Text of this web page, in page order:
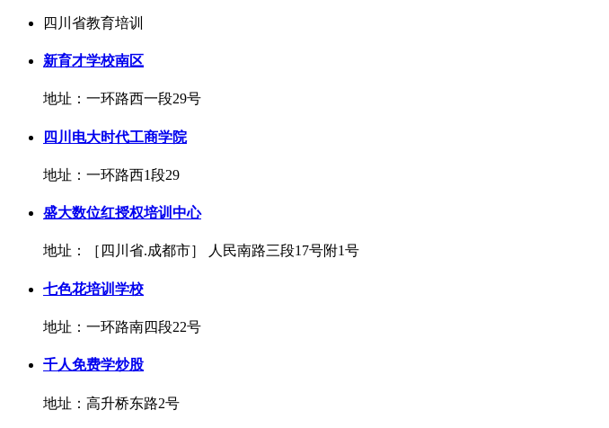
四川省教育培训
新育才学校南区
地址：一环路西一段29号
四川电大时代工商学院
地址：一环路西1段29
盛大数位红授权培训中心
地址：［四川省.成都市］ 人民南路三段17号附1号
七色花培训学校
地址：一环路南四段22号
千人免费学炒股
地址：高升桥东路2号